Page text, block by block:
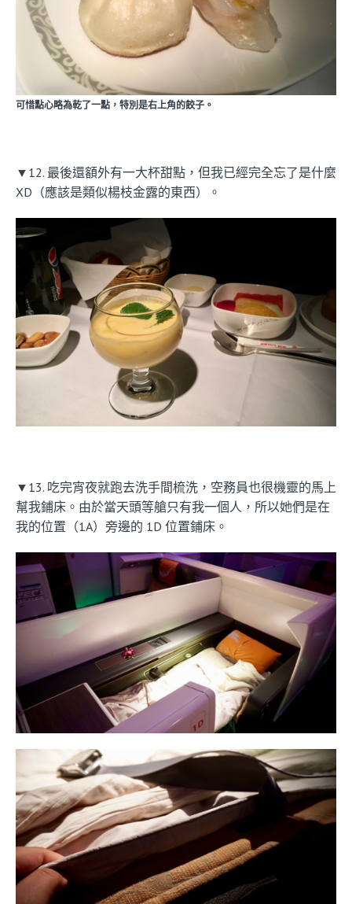
可惜點心略為乾了一點，特別是右上角的餃子。
▼12. 最後還額外有一大杯甜點，但我已經完全忘了是什麼
XD（應該是類似楊枝金露的東西）。
▼13. 吃完宵夜就跑去洗手間梳洗，空務員也很機靈的馬上
幫我鋪床。由於當天頭等艙只有我一個人，所以她們是在
我的位置（1A）旁邊的 1D 位置鋪床。